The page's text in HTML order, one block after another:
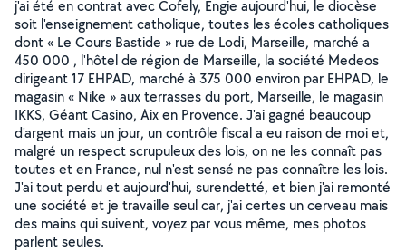
j'ai été en contrat avec Cofely, Engie aujourd'hui, le diocèse
soit l'enseignement catholique, toutes les écoles catholiques
dont « Le Cours Bastide » rue de Lodi, Marseille, marché a
450 000 , l'hôtel de région de Marseille, la société Medeos
dirigeant 17 EHPAD, marché à 375 000 environ par EHPAD, le
magasin « Nike » aux terrasses du port, Marseille, le magasin
IKKS, Géant Casino, Aix en Provence. J'ai gagné beaucoup
d'argent mais un jour, un contrôle fiscal a eu raison de moi et,
malgré un respect scrupuleux des lois, on ne les connaît pas
toutes et en France, nul n'est sensé ne pas connaître les lois.
J'ai tout perdu et aujourd'hui, surendetté, et bien j'ai remonté
une société et je travaille seul car, j'ai certes un cerveau mais
des mains qui suivent, voyez par vous même, mes photos
parlent seules.